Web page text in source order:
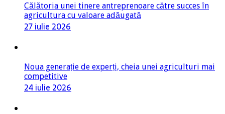
Călătoria unei tinere antreprenoare către succes în
agricultura cu valoare adăugată
27 iulie 2026
Noua generație de experți, cheia unei agriculturi mai
competitive
24 iulie 2026